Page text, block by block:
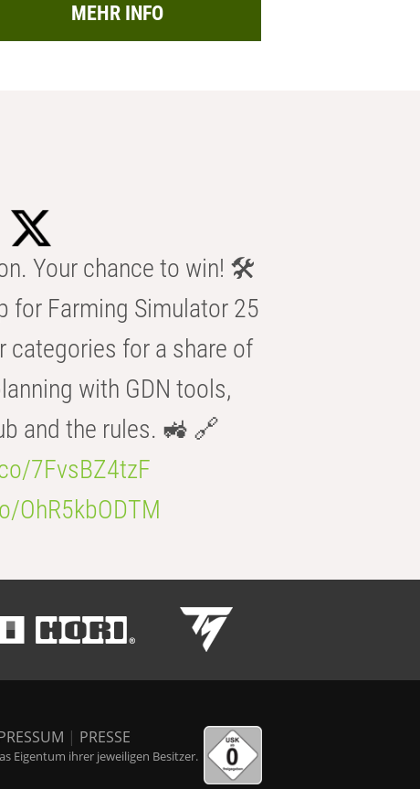
MEHR INFO
Your chance to win! 🛠️
for Farming Simulator 25
categories for a share of
with GDN tools,
and the rules. 🚜 🔗
7FvsBZ4tzF
OhR5kbODTM
| PRESSE
Eigentum ihrer jeweiligen Besitzer.